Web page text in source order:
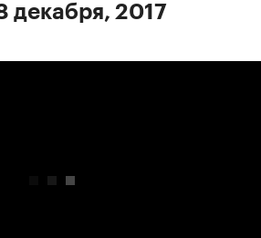
декабря, 2017